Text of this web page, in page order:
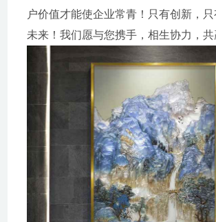
户价值才能使企业常青！只有创新，
未来！我们愿与您携手，相生协力，共